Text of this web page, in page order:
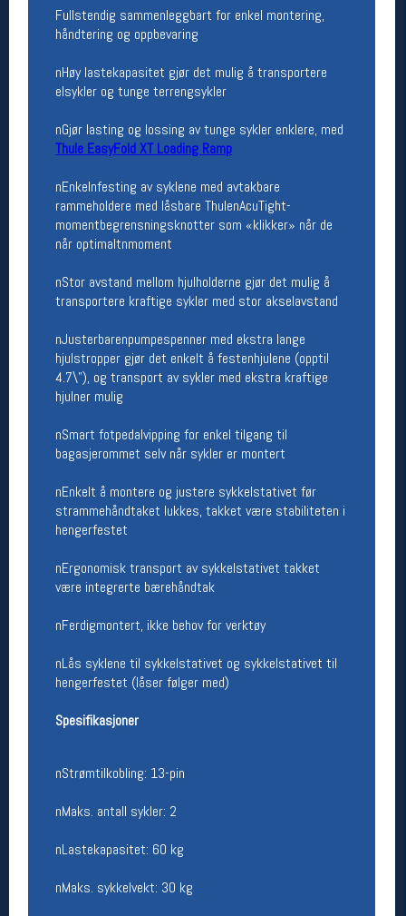
Fullstendig sammenleggbart for enkel montering,
håndtering og oppbevaring
nHøy lastekapasitet gjør det mulig å transportere
elsykler og tunge terrengsykler
nGjør lasting og lossing av tunge sykler enklere, med
Thule EasyFold XT Loading Ramp
nEnkelnfesting av syklene med avtakbare
rammeholdere med låsbare ThulenAcuTight-
momentbegrensningsknotter som «klikker» når de
når optimaltnmoment
nStor avstand mellom hjulholderne gjør det mulig å
transportere kraftige sykler med stor akselavstand
nJusterbarenpumpespenner med ekstra lange
hjulstropper gjør det enkelt å festenhjulene (opptil
4.7\"), og transport av sykler med ekstra kraftige
hjulner mulig
nSmart fotpedalvipping for enkel tilgang til
bagasjerommet selv når sykler er montert
nEnkelt å montere og justere sykkelstativet før
strammehåndtaket lukkes, takket være stabiliteten i
hengerfestet
nErgonomisk transport av sykkelstativet takket
være integrerte bærehåndtak
nFerdigmontert, ikke behov for verktøy
nLås syklene til sykkelstativet og sykkelstativet til
hengerfestet (låser følger med)
Spesifikasjoner
nStrømtilkobling: 13-pin
nMaks. antall sykler: 2
nLastekapasitet: 60 kg
nMaks. sykkelvekt: 30 kg
(telefontid man-fredag klokken 10-13)
Vis i kart
Kontakt oss
Åpningstider butikk
Man-Fredag:
11-18
Team Oslo Sportslager
Magasinet
Medlemstilbud og aktiviteter
MELD DEG INN GRATIS
Åpningstider verkstedet
Man-Fredag:
Om verkstedet
For å bestille time må du logge inn i
linjen
Salgsbetingelser
Personsvernerklæring
Bærekraft
Ledige stillinger
Ledige stillinger